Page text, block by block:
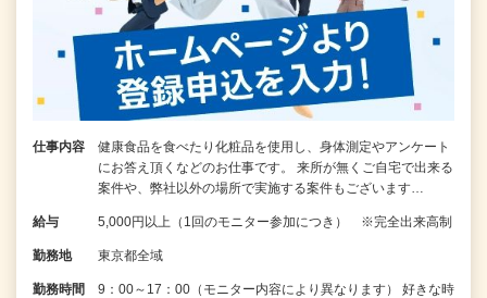
仕事内容
健康食品を食べたり化粧品を使用し、身体測定やアンケート
にお答え頂くなどのお仕事です。 来所が無くご自宅で出来る
案件や、弊社以外の場所で実施する案件もございます…
給与 5,000円以上（1回のモニター参加につき） ※完全出来高制
勤務地 東京都全域
勤務時間
9：00～17：00（モニター内容により異なります） 好きな時